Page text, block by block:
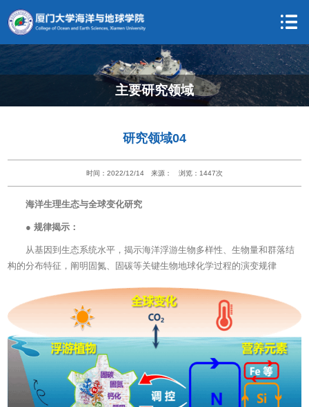
主要研究领域
研究领域04
时间：2022/12/14 来源： 浏览： 1447次
海洋生理生态与全球变化研究
● 规律揭示：
从基因到生态系统水平，揭示海洋浮游生物多样性、生物量和群落结
构的分布特征，阐明固氮、固碳等关键生物地球化学过程的演变规律